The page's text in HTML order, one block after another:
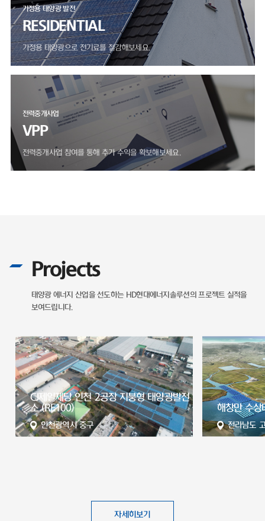
가정용 태양광 발전
RESIDENTIAL
가정용 태양광으로 전기료를 절감해보세요.
전력중개사업
VPP
전력중개사업 참여를 통해 추가 수익을 확보해보세요.
Projects
태양광 에너지 산업을 선도하는 HD현대에너지솔루션의 프로젝트 실적을
보여드립니다.
자세히보기
해창만 수상태양광발전소
전라남도 고흥군
서산 65MW
충청남도